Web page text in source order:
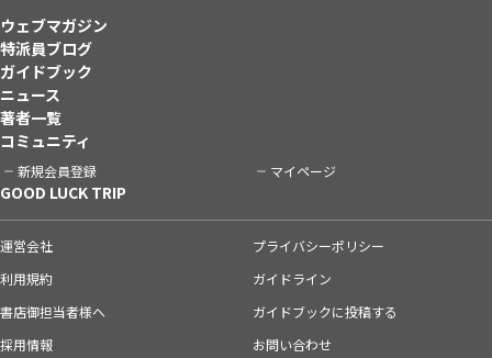
ウェブマガジン
特派員ブログ
ガイドブック
ニュース
著者一覧
コミュニティ
新規会員登録 マイページ
GOOD LUCK TRIP
運営会社
プライバシーポリシー
利用規約
ガイドライン
書店御担当者様へ
ガイドブックに投稿する
採用情報
お問い合わせ